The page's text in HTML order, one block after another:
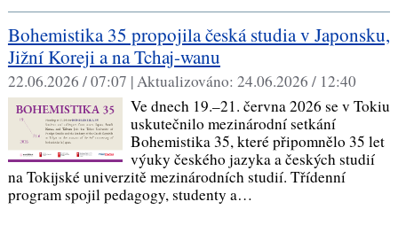
Bohemistika 35 propojila česká studia v Japonsku,
Jižní Koreji a na Tchaj-wanu
22.06.2026 / 07:07 |Aktualizováno: 24.06.2026 / 12:40
Ve dnech 19.–21. června 2026 se v Tokiu
uskutečnilo mezinárodní setkání
Bohemistika 35, které připomnělo 35 let
výuky českého jazyka a českých studií
na Tokijské univerzitě mezinárodních studií. Třídenní
program spojil pedagogy, studenty a…